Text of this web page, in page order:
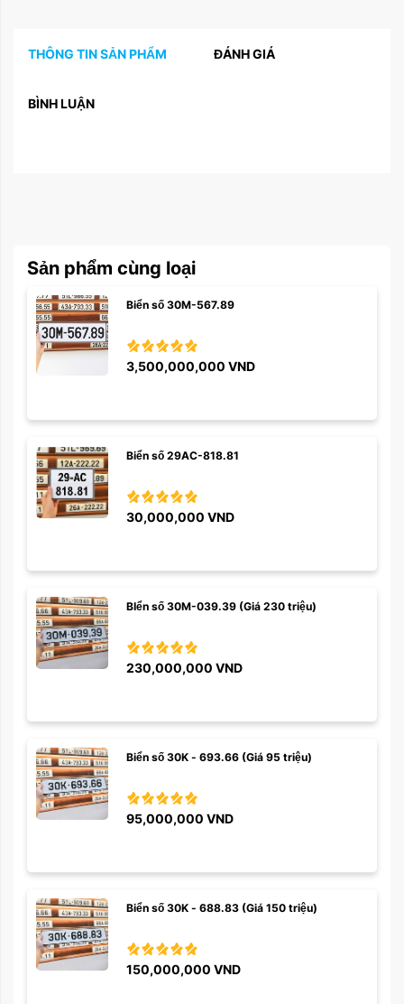
THÔNG TIN SẢN PHẨM ĐÁNH GIÁ
BÌNH LUẬN
Sản phẩm cùng loại
Biển số 30M-567.89
3,500,000,000 VND
Biển số 29AC-818.81
30,000,000 VND
BIển số 30M-039.39 (Giá 230 triệu)
230,000,000 VND
Biển số 30K - 693.66 (Giá 95 triệu)
95,000,000 VND
Biển số 30K - 688.83 (Giá 150 triệu)
150,000,000 VND